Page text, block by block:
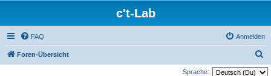
c't-Lab
FAQ Anmelden
Foren-Übersicht
u
Sprache: